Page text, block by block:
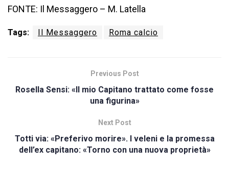
FONTE: Il Messaggero – M. Latella
Tags: Il Messaggero Roma calcio
Previous Post
Rosella Sensi: «Il mio Capitano trattato come fosse
una figurina»
Next Post
Totti via: «Preferivo morire». I veleni e la promessa
dell’ex capitano: «Torno con una nuova proprietà»